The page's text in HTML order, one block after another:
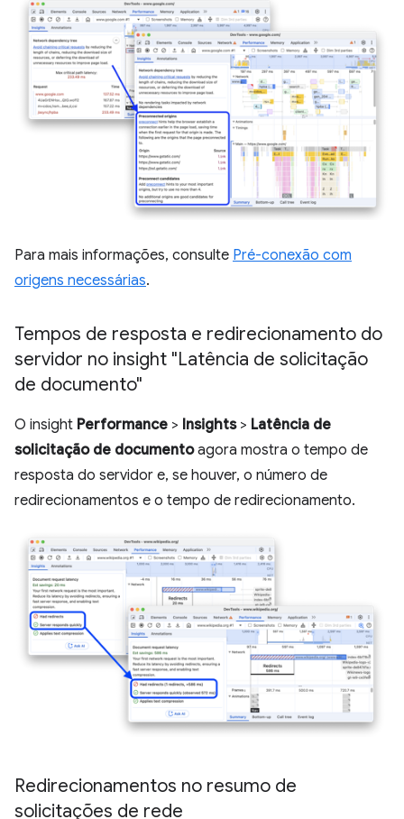
Para mais informações, consulte Pré-conexão com
origens necessárias.
Tempos de resposta e redirecionamento do
servidor no insight "Latência de solicitação
de documento"
O insight Performance > Insights> Latência de
solicitação de documentoagora mostra o tempo de
resposta do servidor e, se houver, o número de
redirecionamentos e o tempo de redirecionamento.
Redirecionamentos no resumo de
solicitações de rede